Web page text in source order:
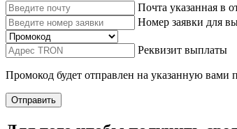
Почта указанная в
Номер заявки для
Реквизит выплаты
Промокод будет отправлен на указанную вами
Отправить